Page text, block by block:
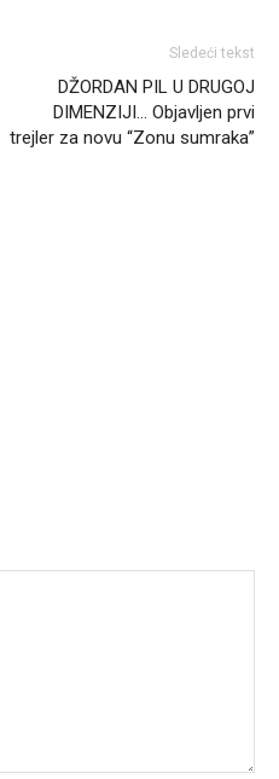
Sledeći tekst
DŽORDAN PIL U DRUGOJ
DIMENZIJI… Objavljen prvi
trejler za novu “Zonu sumraka”